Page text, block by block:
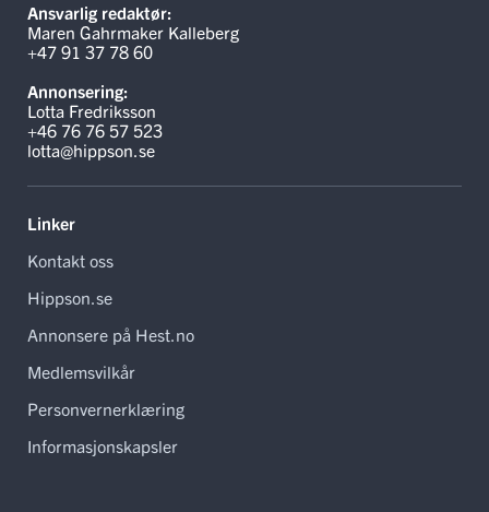
Ansvarlig redaktør:
Maren Gahrmaker Kalleberg
+47 91 37 78 60
Annonsering:
Lotta Fredriksson
+46 76 76 57 523
lotta@hippson.se
Linker
Kontakt oss
Hippson.se
Annonsere på Hest.no
Medlemsvilkår
Personvernerklæring
Informasjonskapsler